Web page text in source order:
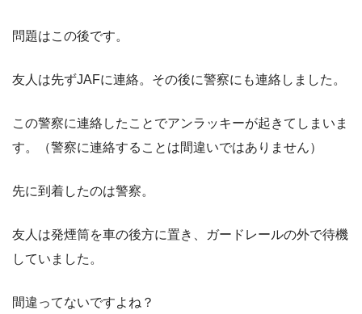
問題はこの後です。
友人は先ずJAFに連絡。その後に警察にも連絡しました。
この警察に連絡したことでアンラッキーが起きてしまいま
す。（警察に連絡することは間違いではありません）
先に到着したのは警察。
友人は発煙筒を車の後方に置き、ガードレールの外で待機
していました。
間違ってないですよね？